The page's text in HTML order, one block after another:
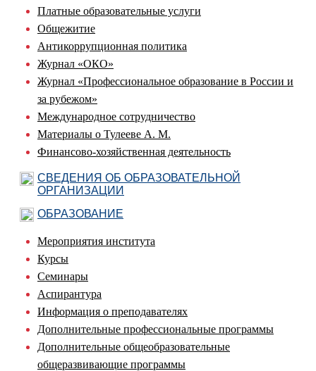
Платные образовательные услуги
Общежитие
Антикоррупционная политика
Журнал «ОКО»
Журнал «Профессиональное образование в России и
за рубежом»
Международное сотрудничество
Материалы о Тулееве А. М.
Финансово-хозяйственная деятельность
СВЕДЕНИЯ ОБ ОБРАЗОВАТЕЛЬНОЙ
ОРГАНИЗАЦИИ
ОБРАЗОВАНИЕ
Мероприятия института
Курсы
Семинары
Аспирантура
Информация о преподавателях
Дополнительные профессиональные программы
Дополнительные общеобразовательные
общеразвивающие программы